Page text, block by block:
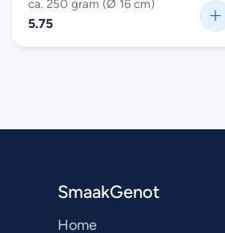
ca. 250 gram (Ø 16 cm)
5.75
SmaakGenot
Home